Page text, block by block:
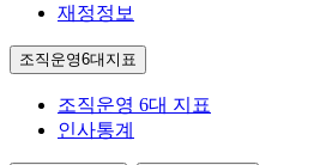
재정정보
조직운영6대지표
조직운영 6대 지표
인사통계